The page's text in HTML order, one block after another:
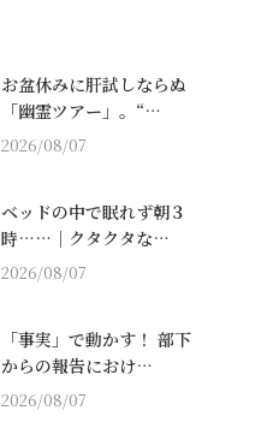
お盆休みに肝試しならぬ
「幽霊ツアー」。“…
2026/08/07
ベッドの中で眠れず朝３
時……｜クタクタな…
2026/08/07
「事実」で動かす！ 部下
からの報告におけ…
2026/08/07